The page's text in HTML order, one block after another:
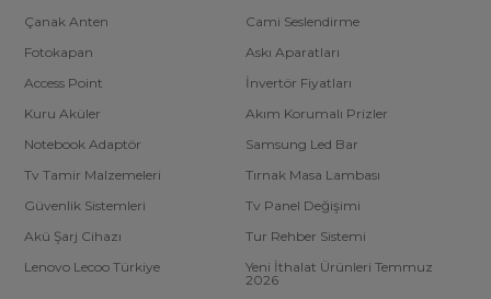
Çanak Anten
Cami Seslendirme
Fotokapan
Askı Aparatları
Access Point
İnvertör Fiyatları
Kuru Aküler
Akım Korumalı Prizler
Notebook Adaptör
Samsung Led Bar
Tv Tamir Malzemeleri
Tırnak Masa Lambası
Güvenlik Sistemleri
Tv Panel Değişimi
Akü Şarj Cihazı
Tur Rehber Sistemi
Lenovo Lecoo Türkiye
Yeni İthalat Ürünleri Temmuz
2026